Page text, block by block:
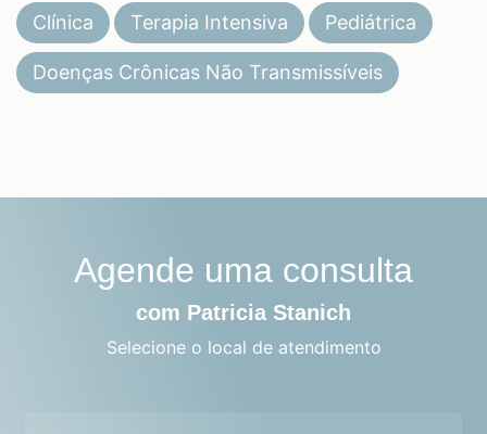
Clínica Terapia Intensiva Pediátrica
Doenças Crônicas Não Transmissíveis
Agende uma consulta
com Patricia Stanich
Selecione o local de atendimento